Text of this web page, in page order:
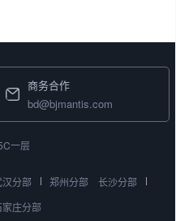
商务合作
bd@bjmantis.com
一层
汉分部 郑州分部
长沙分部
家庄分部